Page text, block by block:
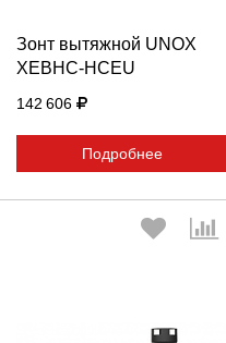
Зонт вытяжной UNOX
XEBHC-HCEU
142 606
Подробнее